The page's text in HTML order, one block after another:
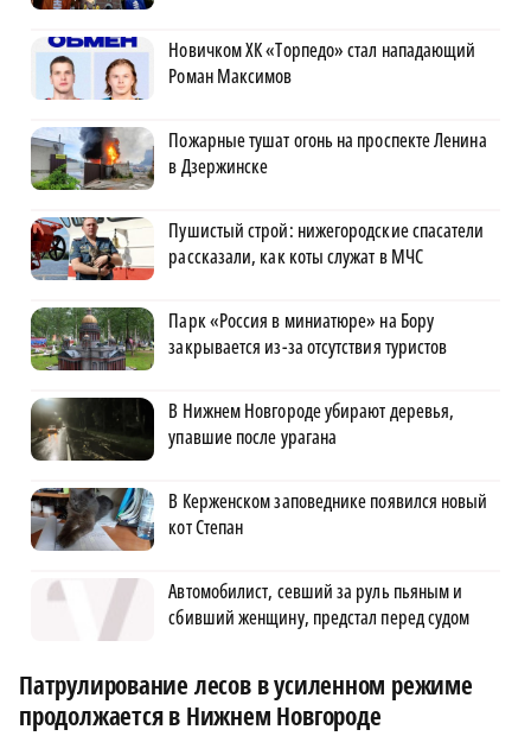
Новичком ХК «Торпедо» стал нападающий
Роман Максимов
Пожарные тушат огонь на проспекте Ленина
в Дзержинске
Пушистый строй: нижегородские спасатели
рассказали, как коты служат в МЧС
Парк «Россия в миниатюре» на Бору
закрывается из-за отсутствия туристов
В Нижнем Новгороде убирают деревья,
упавшие после урагана
В Керженском заповеднике появился новый
кот Степан
Автомобилист, севший за руль пьяным и
сбивший женщину, предстал перед судом
Патрулирование лесов в усиленном режиме
продолжается в Нижнем Новгороде